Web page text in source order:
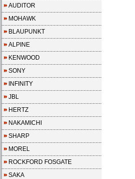
AUDITOR
MOHAWK
BLAUPUNKT
ALPINE
KENWOOD
SONY
INFINITY
JBL
HERTZ
NAKAMICHI
SHARP
MOREL
ROCKFORD FOSGATE
SAKA